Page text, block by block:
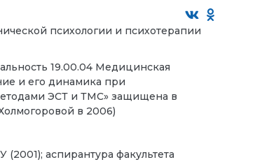
психологии и психотерапии
19.00.04 Медицинская
и его динамика при
ЭСТ и ТМС» защищена в
в 2006)
аспирантура факультета